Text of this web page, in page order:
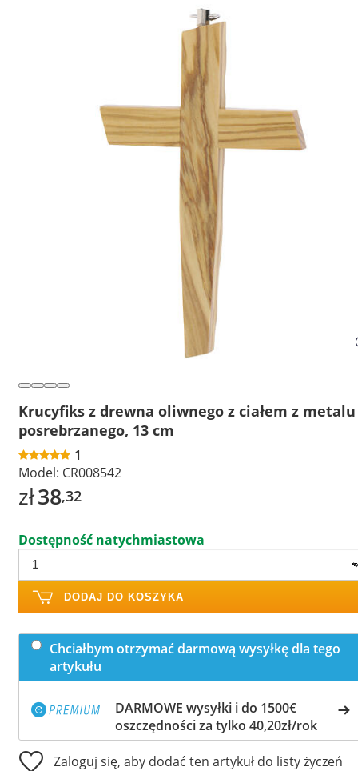
Krucyfiks z drewna oliwnego z ciałem z metalu
posrebrzanego, 13 cm
1
Model: CR008542
zł38,32
Dostępność natychmiastowa
DODAJ DO KOSZYKA
Chciałbym otrzymać darmową wysyłkę dla tego
artykułu
DARMOWE wysyłki i do 1500€
oszczędności za tylko 40,20zł/rok
Zaloguj się, aby dodać ten artykuł do listy życzeń